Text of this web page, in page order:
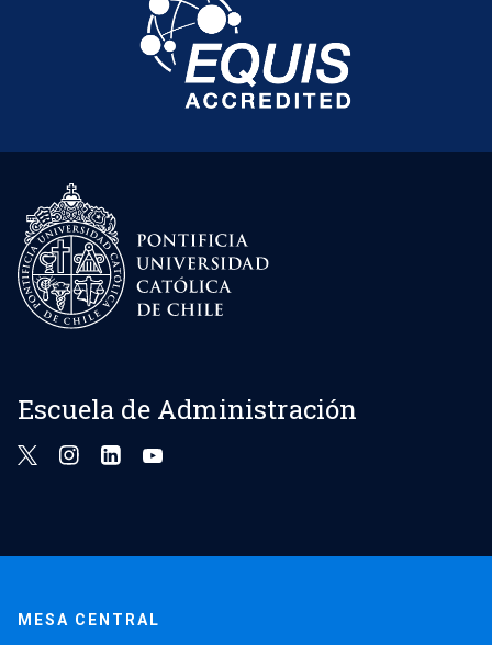
Escuela de Administración
MESA CENTRAL